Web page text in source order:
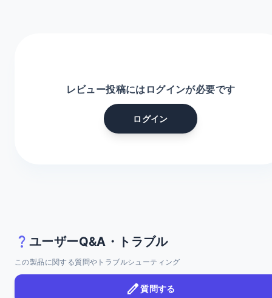
レビュー投稿にはログインが必要です
ログイン
question_mark ユーザーQ&A・トラブル
この製品に関する質問やトラブルシューティング
edit質問する